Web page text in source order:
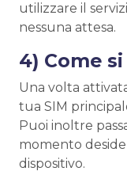
utilizzare il
nessuna attesa.
4) Come
Una volta
tua SIM
Puoi inoltre
momento
dispositivo.